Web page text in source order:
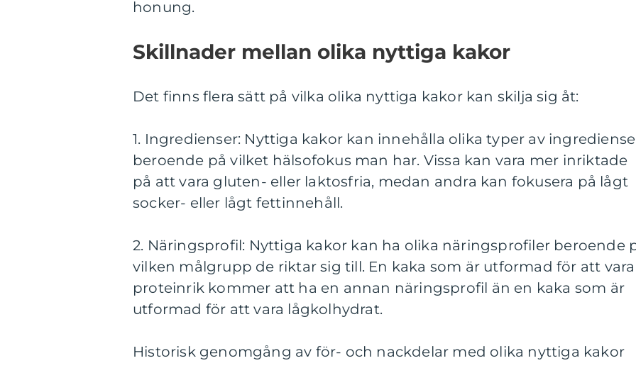
honung.
Skillnader mellan olika nyttiga kakor
Det finns flera sätt på vilka olika nyttiga kakor kan skilja sig åt:
1. Ingredienser: Nyttiga kakor kan innehålla olika typer av
beroende på vilket hälsofokus man har. Vissa kan vara mer inriktade
på att vara gluten- eller laktosfria, medan andra kan fokusera på lågt
socker- eller lågt fettinnehåll.
2. Näringsprofil: Nyttiga kakor kan ha olika näringsprofiler beroende
vilken målgrupp de riktar sig till. En kaka som är utformad för att vara
proteinrik kommer att ha en annan näringsprofil än en kaka som är
utformad för att vara lågkolhydrat.
Historisk genomgång av för- och nackdelar med olika nyttiga kakor